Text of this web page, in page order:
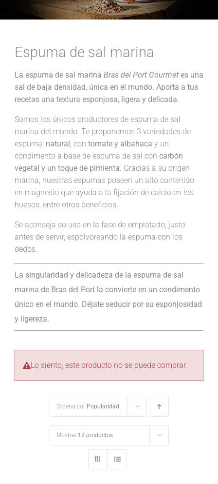
Espuma de sal marina
La espuma de sal marina Bras del Port Gourmet es una
sal de baja densidad, única en el mundo. Aporta a tus
recetas una textura esponjosa, ligera y delicada.
Somos los únicos productores de espuma de sal
marina del mundo. Te proponemos 3 variedades de
espuma: natural, con tomate y albahaca y un
condimento a base de espuma de sal con carbón
vegetal y un toque de pimienta. Gracias a su origen
marina, nuestras espumas poseen un alto contenido
en magnesio que ayuda a la fijación de calcio en los
huesos, entre otros beneficios.
Se aconseja su uso en la fase de emplatado, justo
antes de servir, espolvoreando la espuma con los
dedos.
La singularidad y delicadeza de la espuma de sal
marina de Bras del Port la convierte en un condimento
único en el mundo. Déjate seducir por su esponjosidad
y ligereza.
Lo siento, este producto no se puede comprar.
Ordena por Popularidad
Mostrar 12 productos